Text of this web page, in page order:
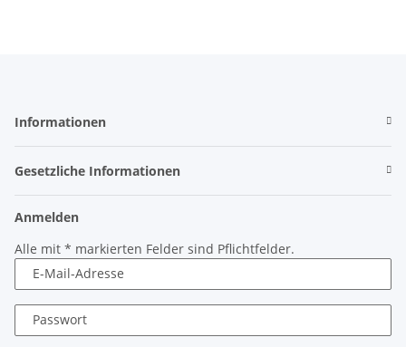
Informationen
Gesetzliche Informationen
Anmelden
Alle mit * markierten Felder sind Pflichtfelder.
E-Mail-Adresse
Passwort